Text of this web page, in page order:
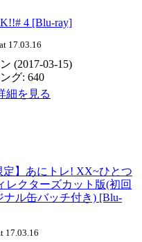
4 [Blu-ray]
at 17.03.16
(2017-03-15)
グ: 640
細を見る
定】あにトレ! XX~ひとつ
レクターズカット版(初回
ナル缶バッチ付き) [Blu-
17.03.16